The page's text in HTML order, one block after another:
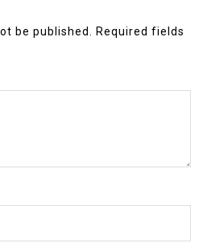
be published.
Required fields